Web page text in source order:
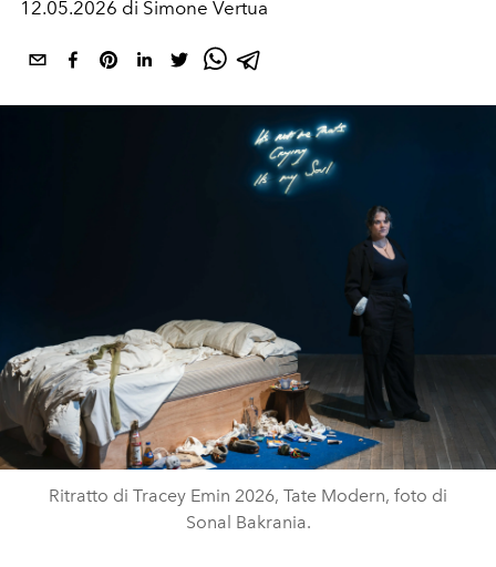
12.05.2026 di Simone Vertua
Ritratto di Tracey Emin 2026, Tate Modern, foto di
Sonal Bakrania.